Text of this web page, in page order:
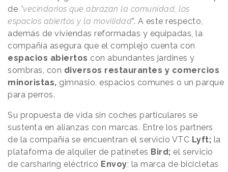
de “vecindarios que abrazan la comunidad, los
espacios abiertos y la movilidad”. A este respecto,
además de viviendas reformadas y equipadas, la
compañía asegura que el complejo cuenta con
espacios abiertos con abundantes jardines y
sombras, con diversos restaurantes y comercios
minoristas, gimnasio, espacios comunes o un parque
para perros.
Su propuesta de vida sin coches particulares se
sustenta en alianzas con marcas. Entre los partners
de la compañía se encuentran el servicio VTC Lyft; la
plataforma de alquiler de patinetes Bird; el servicio
de carsharing eléctrico Envoy; la marca de bicicletas